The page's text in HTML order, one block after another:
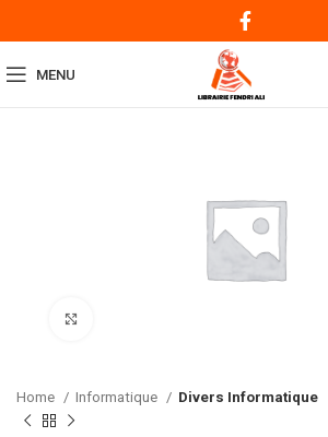
MENU
Home Informatique Divers Informatique